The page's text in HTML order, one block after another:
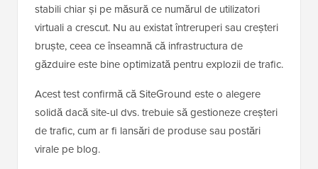
stabili chiar și pe măsură ce numărul de utilizatori
virtuali a crescut. Nu au existat întreruperi sau creșteri
bruște, ceea ce înseamnă că infrastructura de
găzduire este bine optimizată pentru explozii de trafic.
Acest test confirmă că SiteGround este o alegere
solidă dacă site-ul dvs. trebuie să gestioneze creșteri
de trafic, cum ar fi lansări de produse sau postări
virale pe blog.